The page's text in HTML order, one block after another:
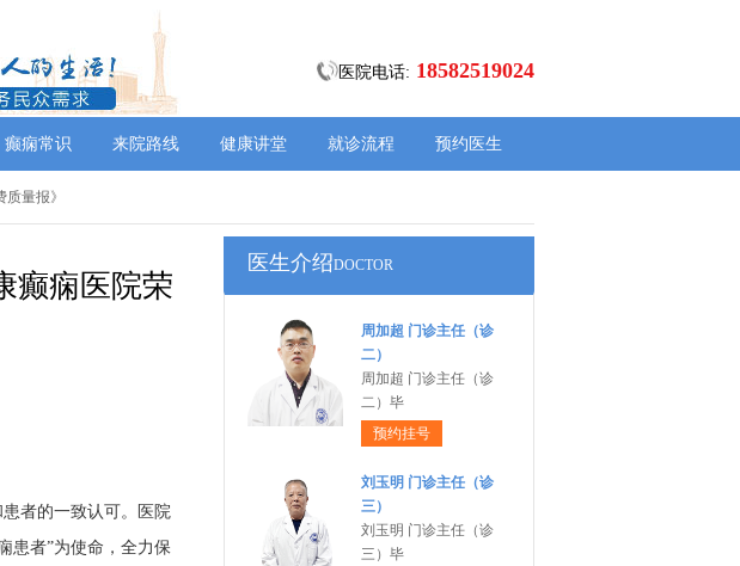
医院电话: 18582519024
癫痫常识 来院路线 健康讲堂 就诊流程 预约医生
量报》
癫痫医院荣
者的一致认可。医院
患者”为使命，全力保
医生介绍DOCTOR
周加超 门诊主任（诊
二）
周加超 门诊主任（诊
二）毕
预约挂号
刘玉明 门诊主任（诊
三）
刘玉明 门诊主任（诊
三）毕